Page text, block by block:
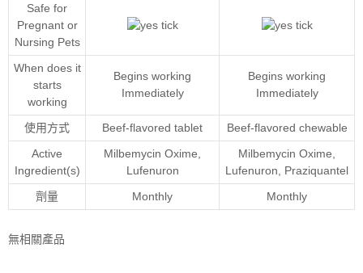
Safe for
Pregnant or
Nursing Pets
When does it
starts
working
Begins working
Immediately
Begins working
Immediately
使用方式 Beef-flavored tablet
Beef-flavored chewable
Active
Ingredient(s)
Milbemycin Oxime
Lufenuron
Milbemycin Oxime
Lufenuron
Praziquantel
劑量
Monthly Monthly
無相關產品